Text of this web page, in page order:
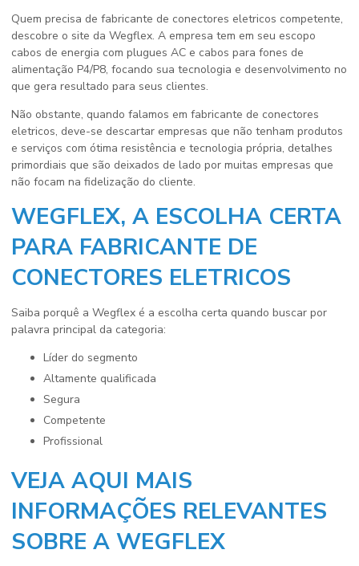
Quem precisa de fabricante de conectores eletricos competente,
descobre o site da Wegflex. A empresa tem em seu escopo
cabos de energia com plugues AC e cabos para fones de
alimentação P4/P8, focando sua tecnologia e desenvolvimento no
que gera resultado para seus clientes.
Não obstante, quando falamos em fabricante de conectores
eletricos, deve-se descartar empresas que não tenham produtos
e serviços com ótima resistência e tecnologia própria, detalhes
primordiais que são deixados de lado por muitas empresas que
não focam na fidelização do cliente.
WEGFLEX, A ESCOLHA CERTA
PARA FABRICANTE DE
CONECTORES ELETRICOS
Saiba porquê a Wegflex é a escolha certa quando buscar por
palavra principal da categoria:
líder do segmento
altamente qualificada
segura
competente
profissional
VEJA AQUI MAIS
INFORMAÇÕES RELEVANTES
SOBRE A WEGFLEX